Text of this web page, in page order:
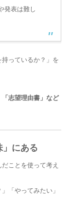
発表は難し
っているか？」を
「志望理由書」など
」にある
ことを使って考え
「やってみたい」